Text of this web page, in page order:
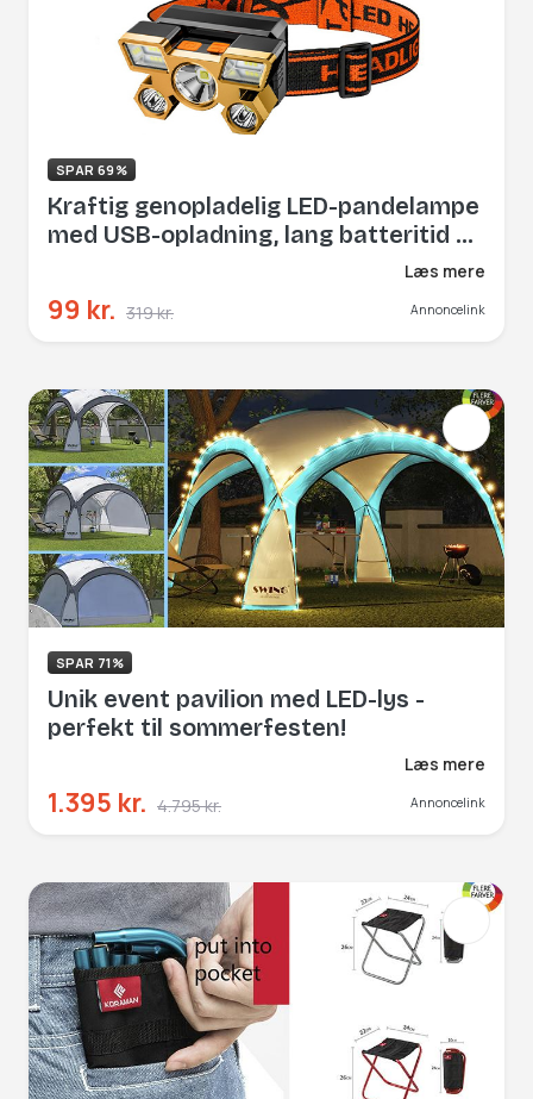
SPAR 69%
Kraftig genopladelig LED-pandelampe
med USB-opladning, lang batteritid og
håndfri belysning til fiskeri, outdoor
Læs mere
99 kr. 319 kr. Annoncelink
SPAR 71%
Unik event pavilion med LED-lys -
perfekt til sommerfesten!
Læs mere
1.395 kr. 4.795 kr. Annoncelink